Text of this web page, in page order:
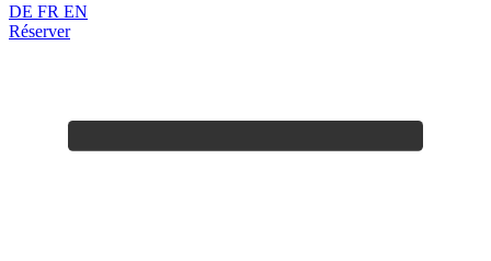
DE FR EN
Réserver